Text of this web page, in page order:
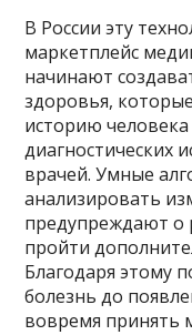
В России эту
маркетплейс
начинают
здоровья,
историю
диагностических
врачей. Умные
анализировать
предупреждают о
пройти
Благодаря этому
болезнь до
вовремя принять